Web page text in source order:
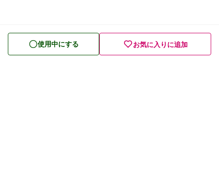
血糖値が気になる
使用中にする お気に入りに追加